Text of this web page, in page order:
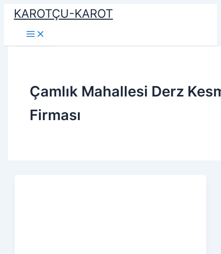
İçeriğe
atla
KAROTÇU-KAROT
Çamlık Mahallesi Derz
Firması